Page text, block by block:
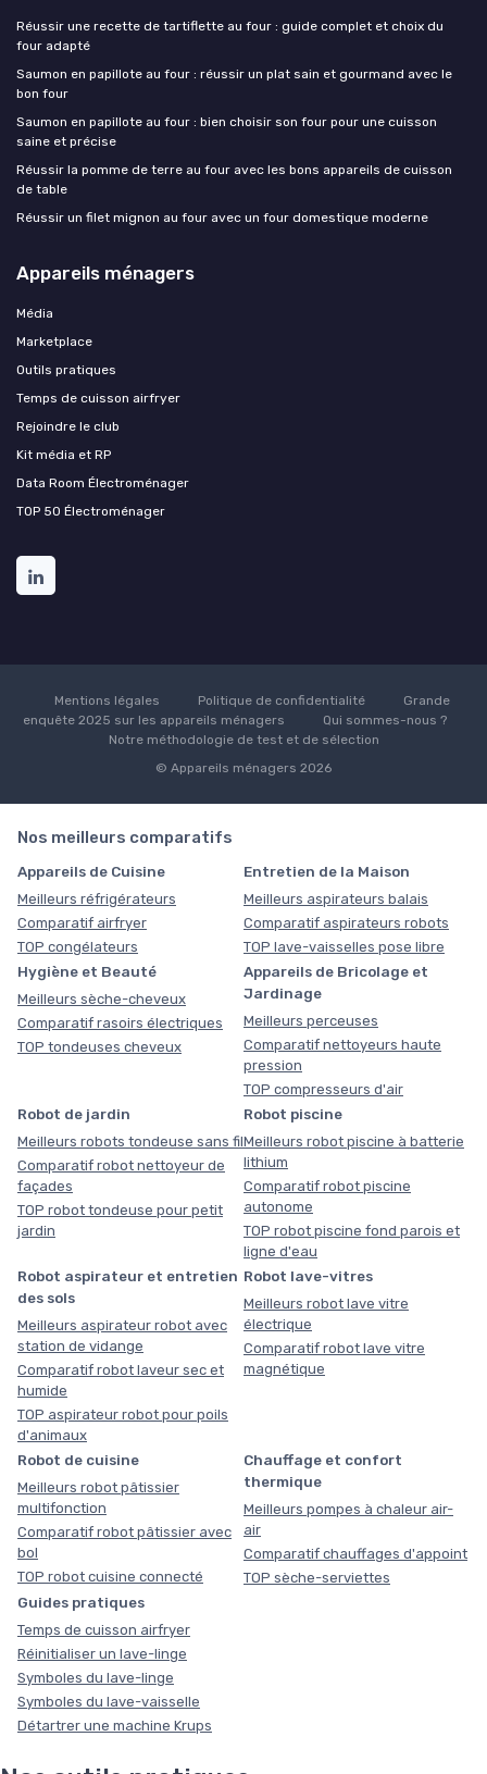
Réussir une recette de tartiflette au four : guide complet et choix du
four adapté
Saumon en papillote au four : réussir un plat sain et gourmand avec le
bon four
Saumon en papillote au four : bien choisir son four pour une cuisson
saine et précise
Réussir la pomme de terre au four avec les bons appareils de cuisson
de table
Réussir un filet mignon au four avec un four domestique moderne
Appareils ménagers
Média
Marketplace
Outils pratiques
Temps de cuisson airfryer
Rejoindre le club
Kit média et RP
Data Room Électroménager
TOP 50 Électroménager
Mentions légales Politique de confidentialité
Grande
enquête 2025 sur les appareils ménagers
Qui sommes-nous ?
Notre méthodologie de test et de sélection
© Appareils ménagers 2026
Nos meilleurs comparatifs
Appareils de Cuisine
Meilleurs réfrigérateurs
Comparatif airfryer
TOP congélateurs
Entretien de la Maison
Meilleurs aspirateurs balais
Comparatif aspirateurs robots
TOP lave-vaisselles pose libre
Hygiène et Beauté
Meilleurs sèche-cheveux
Comparatif rasoirs électriques
TOP tondeuses cheveux
Appareils de Bricolage et
Jardinage
Meilleurs perceuses
Comparatif nettoyeurs haute
pression
TOP compresseurs d'air
Robot de jardin
Meilleurs robots tondeuse sans fil
Comparatif robot nettoyeur de
façades
TOP robot tondeuse pour petit
jardin
Robot piscine
Meilleurs robot piscine à batterie
lithium
Comparatif robot piscine
autonome
TOP robot piscine fond parois et
ligne d'eau
Robot aspirateur et entretien
des sols
Meilleurs aspirateur robot avec
station de vidange
Comparatif robot laveur sec et
humide
TOP aspirateur robot pour poils
d'animaux
Robot lave-vitres
Meilleurs robot lave vitre
électrique
Comparatif robot lave vitre
magnétique
Robot de cuisine
Meilleurs robot pâtissier
multifonction
Comparatif robot pâtissier avec
bol
TOP robot cuisine connecté
Chauffage et confort
thermique
Meilleurs pompes à chaleur air-
air
Comparatif chauffages d'appoint
TOP sèche-serviettes
Guides pratiques
Temps de cuisson airfryer
Réinitialiser un lave-linge
Symboles du lave-linge
Symboles du lave-vaisselle
Détartrer une machine Krups